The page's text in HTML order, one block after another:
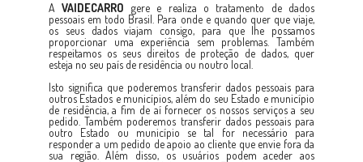
AVAIDECARRO gere e realiza o tratamento de dados
pessoais em todo Brasil. Para onde e quando quer que viaje,
os seus dados viajam consigo, para que lhe possamos
proporcionar uma experiência sem problemas. Também
respeitamos os seus direitos de proteção de dados, quer
esteja no seu país de residência ou noutro local.
Isto significa que poderemos transferir dados pessoais para
outros Estados e municípios, além do seu Estado e município
de residência, a fim de aí fornecer os nossos serviços a seu
pedido. Também poderemos transferir dados pessoais para
outro Estado ou município se tal for necessário para
responder a um pedido de apoio ao cliente que envie fora da
sua região. Além disso, os usuários podem aceder aos